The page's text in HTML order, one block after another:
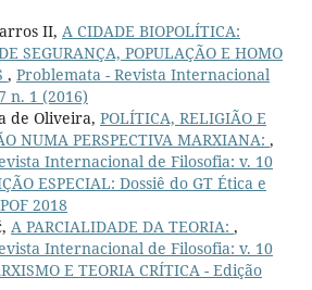
II, A CIDADE BIOPOLÍTICA:
SEGURANÇA, POPULAÇÃO E HOMO
, Problemata - Revista Internacional
n. 1 (2016)
de Oliveira, POLÍTICA, RELIGIÃO E
NUMA PERSPECTIVA MARXIANA: ,
Internacional de Filosofia: v. 10
ESPECIAL: Dossiê do GT Ética e
2018
A PARCIALIDADE DA TEORIA: ,
Internacional de Filosofia: v. 10
E TEORIA CRÍTICA - Edição